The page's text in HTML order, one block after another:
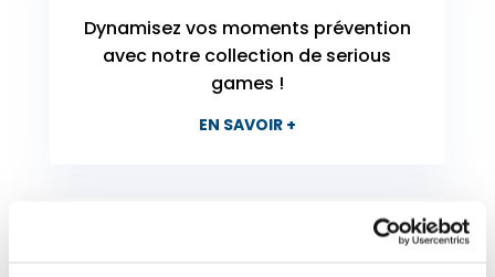
Dynamisez vos moments prévention
avec notre collection de serious
games !
EN SAVOIR +